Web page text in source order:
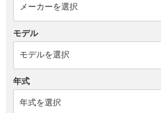
モデル
年式